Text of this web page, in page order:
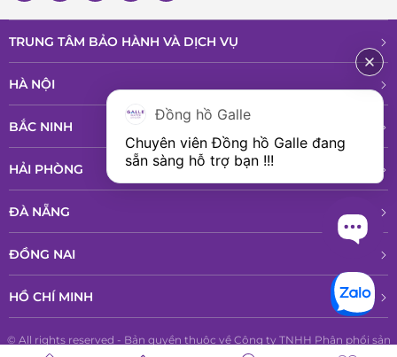
TRUNG TÂM BẢO HÀNH VÀ DỊCH VỤ
HÀ NỘI
BẮC NINH
HẢI PHÒNG
ĐÀ NẴNG
ĐỒNG NAI
HỒ CHÍ MINH
© All rights reserved - Bản quyền thuộc về Công ty TNHH Phân phổi sản
Đồng hồ Galle
Chuyên viên Đồng hồ Galle đang
sẵn sàng hỗ trợ bạn !!!